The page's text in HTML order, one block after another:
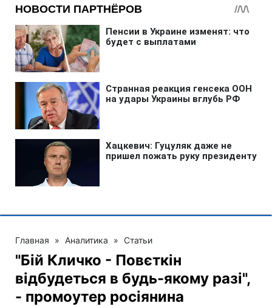
Главная » Аналитика » Статьи
"Бій Кличко - Повєткін
відбудеться в будь-якому разі",
- промоутер росіянина